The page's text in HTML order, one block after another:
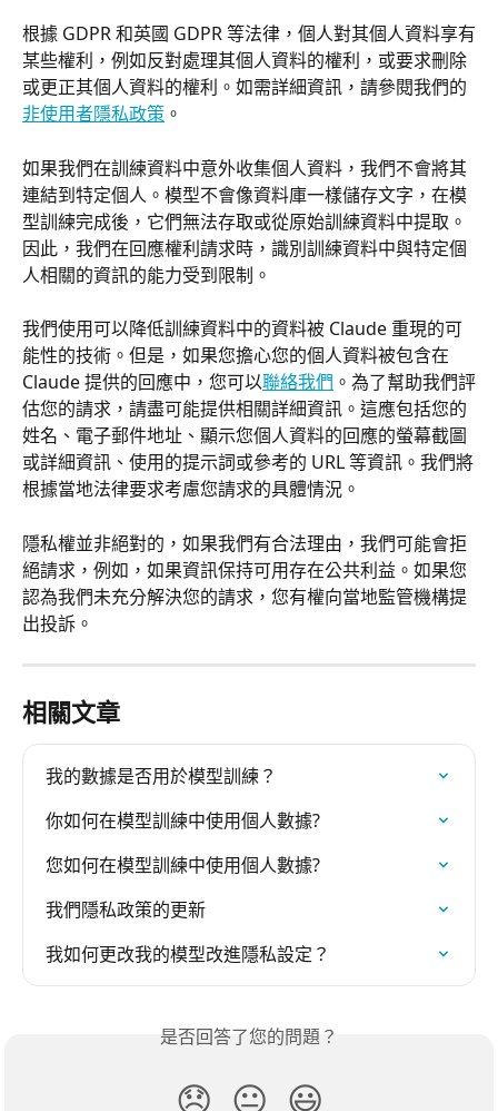
根據 GDPR 和英國 GDPR 等法律，個人對其個人資料享有
某些權利，例如反對處理其個人資料的權利，或要求刪除
或更正其個人資料的權利。如需詳細資訊，請參閱我們的
非使用者隱私政策 。
如果我們在訓練資料中意外收集個人資料，我們不會將其
連結到特定個人。模型不會像資料庫一樣儲存文字，在模
型訓練完成後，它們無法存取或從原始訓練資料中提取。
因此，我們在回應權利請求時，識別訓練資料中與特定個
人相關的資訊的能力受到限制。
我們使用可以降低訓練資料中的資料被 Claude 重現的可
能性的技術。但是，如果您擔心您的個人資料被包含在
Claude 提供的回應中，您可以聯絡我們 。為了幫助我們評
估您的請求，請盡可能提供相關詳細資訊。這應包括您的
姓名、電子郵件地址、顯示您個人資料的回應的螢幕截圖
或詳細資訊、使用的提示詞或參考的 URL 等資訊。我們將
根據當地法律要求考慮您請求的具體情況。
隱私權並非絕對的，如果我們有合法理由，我們可能會拒
絕請求，例如，如果資訊保持可用存在公共利益。如果您
認為我們未充分解決您的請求，您有權向當地監管機構提
出投訴。
相關文章
我的數據是否用於模型訓練？
你如何在模型訓練中使用個人數據?
您如何在模型訓練中使用個人數據?
我們隱私政策的更新
我如何更改我的模型改進隱私設定？
是否回答了您的問題？
😞 😐 😃